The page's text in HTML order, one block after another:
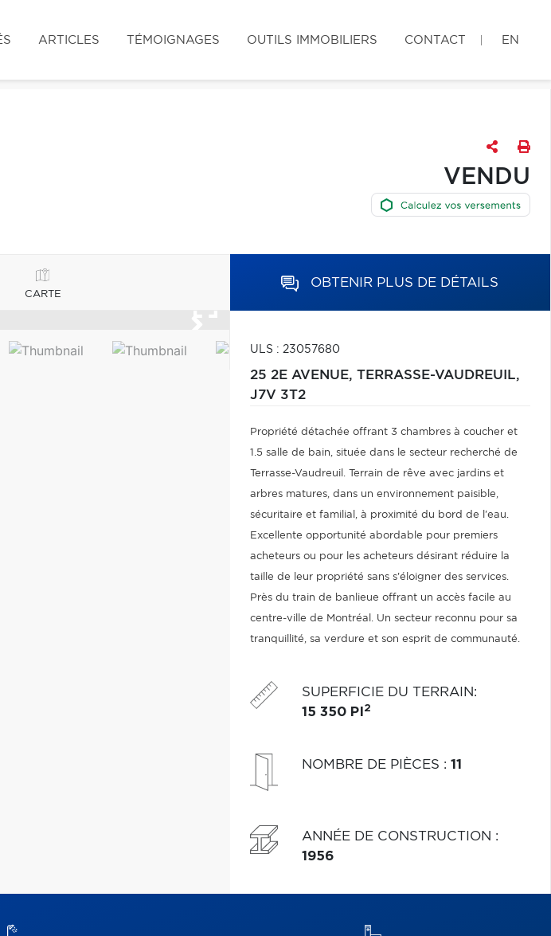
ARTICLES TÉMOIGNAGES OUTILS IMMOBILIERS CONTACT EN
VENDU
CARTE
OBTENIR PLUS DE DÉTAILS
ULS : 23057680
25 2E AVENUE, TERRASSE-VAUDREUIL,
J7V 3T2
Propriété détachée offrant 3 chambres à coucher et
1.5 salle de bain, située dans le secteur recherché de
Terrasse-Vaudreuil. Terrain de rêve avec jardins et
arbres matures, dans un environnement paisible,
sécuritaire et familial, à proximité du bord de l'eau.
Excellente opportunité abordable pour premiers
acheteurs ou pour les acheteurs désirant réduire la
taille de leur propriété sans s'éloigner des services.
Près du train de banlieue offrant un accès facile au
centre-ville de Montréal. Un secteur reconnu pour sa
tranquillité, sa verdure et son esprit de communauté.
SUPERFICIE DU TERRAIN:
15 350 PI 2
NOMBRE DE PIÈCES : 11
ANNÉE DE CONSTRUCTION :
1956